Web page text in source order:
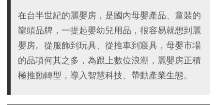
在台半世紀的麗嬰房，是國內母嬰產品、童裝的
龍頭品牌，一提起嬰幼兒用品，很容易就想到麗
嬰房。從服飾到玩具、從推車到寢具，母嬰市場
的品項何其之多，為跟上數位浪潮，麗嬰房正積
極推動轉型，導入智慧科技、帶動產業生態。